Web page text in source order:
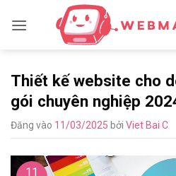
qua
Thiết kế website cho
gói chuyên nghiệp
Đăng vào 11/03/2025 bởi Viet Bai C
11